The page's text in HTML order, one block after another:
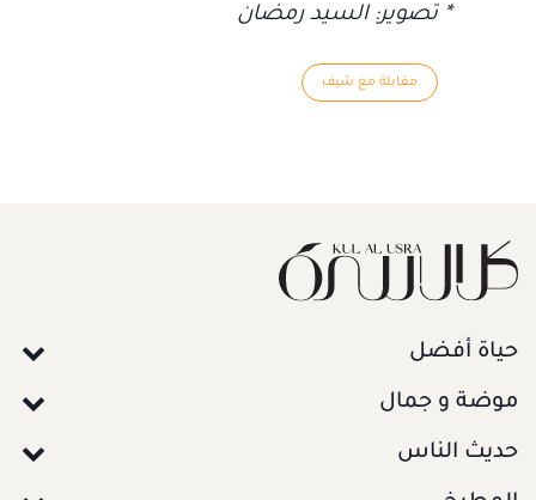
* تصوير: السيد رمضان
مقابلة مع شيف
حياة أفضل
موضة و جمال
حديث الناس